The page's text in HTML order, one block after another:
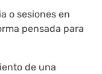
o sesiones en
pensada para
de una